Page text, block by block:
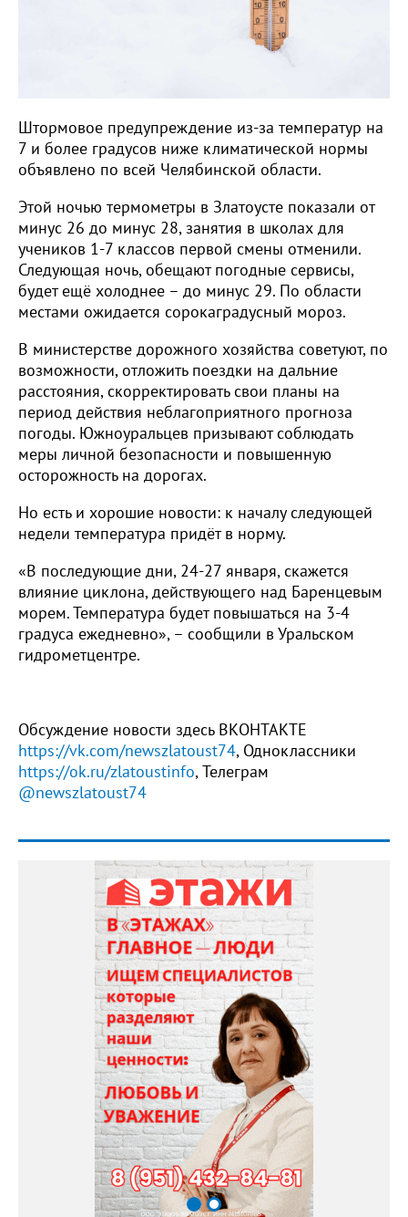
Штормовое предупреждение из-за температур на
7 и более градусов ниже климатической нормы
объявлено по всей Челябинской области.
Этой ночью термометры в Златоусте показали от
минус 26 до минус 28, занятия в школах для
учеников 1-7 классов первой смены отменили.
Следующая ночь, обещают погодные сервисы,
будет ещё холоднее – до минус 29. По области
местами ожидается сорокаградусный мороз.
В министерстве дорожного хозяйства советуют, по
возможности, отложить поездки на дальние
расстояния, скорректировать свои планы на
период действия неблагоприятного прогноза
погоды. Южноуральцев призывают соблюдать
меры личной безопасности и повышенную
осторожность на дорогах.
Но есть и хорошие новости: к началу следующей
недели температура придёт в норму.
«В последующие дни, 24-27 января, скажется
влияние циклона, действующего над Баренцевым
морем. Температура будет повышаться на 3-4
градуса ежедневно», – сообщили в Уральском
гидрометцентре.
Обсуждение новости здесь ВКОНТАКТЕ
https://vk.com/newszlatoust74, Одноклассники
https://ok.ru/zlatoustinfo, Телеграм
@newszlatoust74